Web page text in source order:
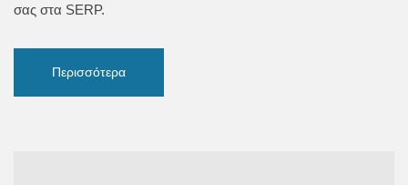
σας στα SERP.
Περισσότερα